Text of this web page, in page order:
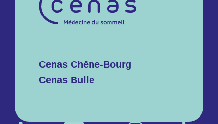
Cenas Chêne-Bourg
Cenas Bulle